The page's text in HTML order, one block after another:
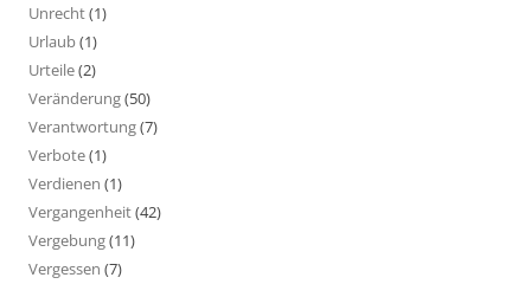
Unrecht(1)
Urlaub(1)
Urteile(2)
Veränderung(50)
Verantwortung(7)
Verbote(1)
Verdienen (1)
Vergangenheit(42)
Vergebung(11)
Vergessen (7)